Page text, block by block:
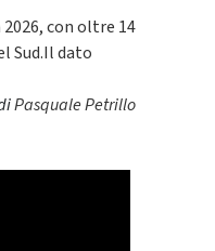
con oltre 14
Sud.Il dato
Pasquale Petrillo